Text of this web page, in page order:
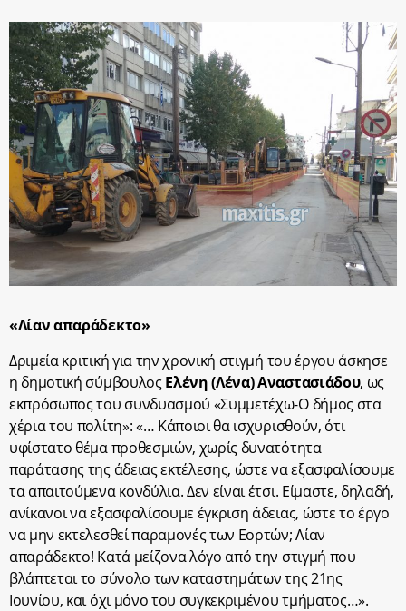
«Λίαν απαράδεκτο»
Δριμεία κριτική για την χρονική στιγμή του έργου άσκησε
η δημοτική σύμβουλοςΕλένη (Λένα) Αναστασιάδου, ως
εκπρόσωπος του συνδυασμού «Συμμετέχω-Ο δήμος στα
χέρια του πολίτη»: «… Κάποιοι θα ισχυρισθούν, ότι
υφίστατο θέμα προθεσμιών, χωρίς δυνατότητα
παράτασης της άδειας εκτέλεσης, ώστε να εξασφαλίσουμε
τα απαιτούμενα κονδύλια. Δεν είναι έτσι. Είμαστε, δηλαδή,
ανίκανοι να εξασφαλίσουμε έγκριση άδειας, ώστε το έργο
να μην εκτελεσθεί παραμονές των Εορτών; Λίαν
απαράδεκτο! Κατά μείζονα λόγο από την στιγμή που
βλάπτεται το σύνολο των καταστημάτων της 21ης
Ιουνίου, και όχι μόνο του συγκεκριμένου τμήματος…».